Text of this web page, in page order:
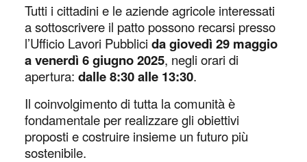
Tutti i cittadini e le aziende agricole interessati
a sottoscrivere il patto possono recarsi presso
l’Ufficio Lavori Pubblici dagiovedì 29 maggio
a venerdì 6 giugno 2025, negli orari di
apertura: dalle 8:30 alle 13:30.
Il coinvolgimento di tutta la comunità è
fondamentale per realizzare gli obiettivi
proposti e costruire insieme un futuro più
sostenibile.